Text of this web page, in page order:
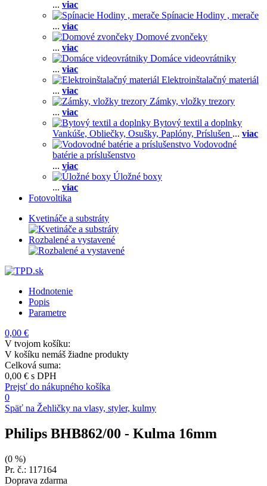
... viac
Spínacie Hodiny , merače
... viac
Domové zvončeky
... viac
Domáce videovrátniky
... viac
Elektroinštalačný materiál
... viac
Zámky, vložky trezory
... viac
Bytový textil a doplnky
Vankúše, Obliečky, Osušky, Paplóny, Príslušen ... viac
Vodovodné
batérie a príslušenstvo
... viac
Úložné boxy
... viac
Fotovoltika
Kvetináče a substráty
Rozbalené a vystavené
Hodnotenie
Popis
Parametre
0,00 €
V tvojom košíku:
V košíku nemáš žiadne produkty
Celková suma:
0,00 € s DPH
Prejsť do nákupného košíka
0
Späť na Žehličky na vlasy, styler, kulmy
Philips BHB862/00 - Kulma 16mm
(0 %)
Pr. č.: 117164
Doprava zdarma